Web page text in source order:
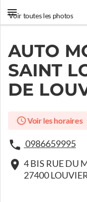
Voir toutes les photos
AUTO
SAINT
DE
Voir les horaires
0986659995
4 BIS RUE DU
27400